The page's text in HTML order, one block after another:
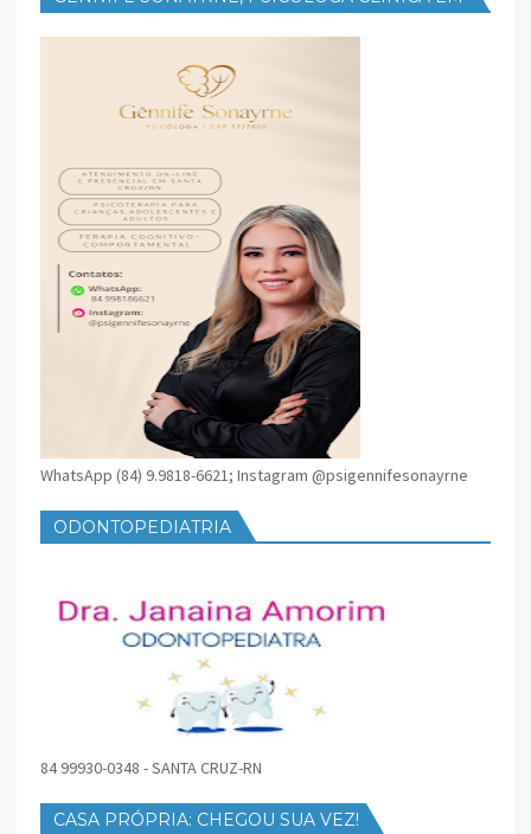
WhatsApp (84) 9.9818-6621; Instagram @psigennifesonayrne
ODONTOPEDIATRIA
84 99930-0348 - SANTA CRUZ-RN
CASA PRÓPRIA: CHEGOU SUA VEZ!